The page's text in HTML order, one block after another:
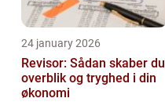
24 january 2026
Revisor: Sådan skaber du
overblik og tryghed i din
økonomi